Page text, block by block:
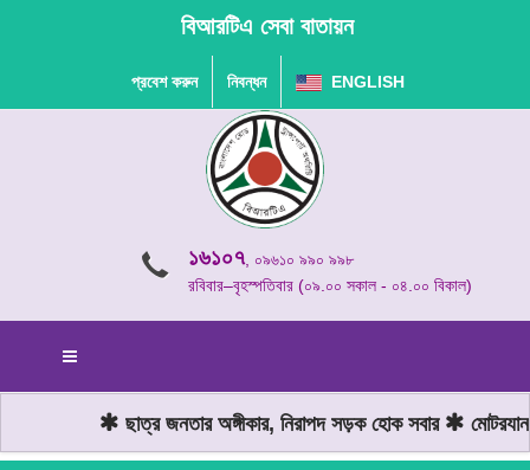
বিআরটিএ সেবা বাতায়ন
প্রবেশ করুন নিবন্ধন ENGLISH
১৬১০৭, ০৯৬১০ ৯৯০ ৯৯৮
রবিবার–বৃহস্পতিবার (০৯.০০ সকাল - ০৪.০০ বিকাল)
ছাত্র জনতার অঙ্গীকার, নিরাপদ সড়ক হোক সবার মোটরযান